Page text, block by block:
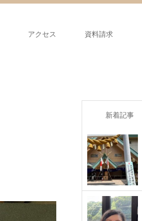
アクセス 資料請求
新着記事